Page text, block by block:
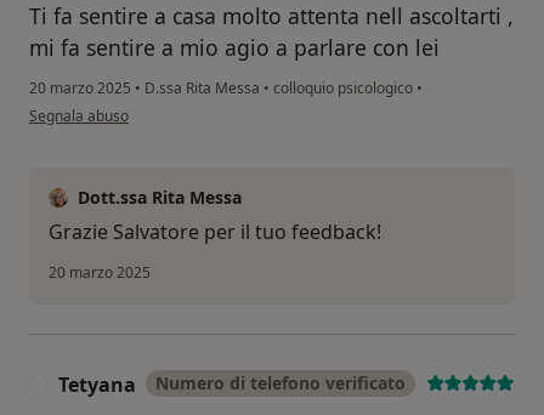
Ti fa sentire a casa molto attenta nell ascoltarti ,
mi fa sentire a mio agio a parlare con lei
20 marzo 2025 • D.ssa Rita Messa • colloquio psicologico •
secondo l'opinione dell'utente Salvatore
Segnala abuso
Dott.ssa Rita Messa
Grazie Salvatore per il tuo feedback!
20 marzo 2025
Tetyana Numero di telefono verificato